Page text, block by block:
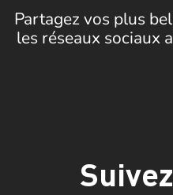
Partagez vos plus
les réseaux sociaux